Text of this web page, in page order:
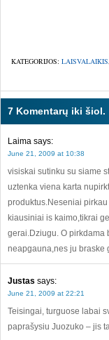
KATEGORIJOS: LAISVALAIKIS,
7 Komentarų iki šiol.
Laima says:
June 21, 2009 at 10:38
visiskai sutinku su siame
uztenka viena karta
produktus.Neseniai
kiausiniai is kaimo,tikrai
gerai.Dziugu. O
neapgauna,nes ju braske
Justas says:
June 21, 2009 at 22:21
Teisingai, turguose labai
paprašysiu Juozuko – jis